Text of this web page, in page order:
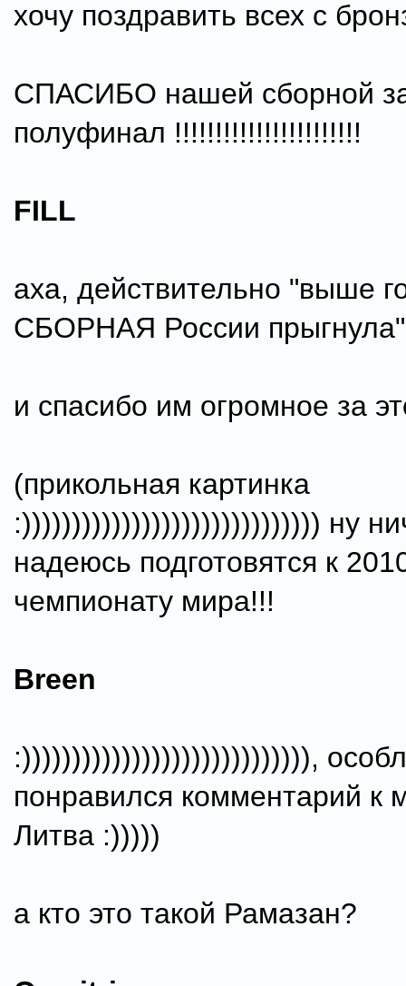
хочу поздравить всех с
СПАСИБО нашей сборной
полуфинал !!!!!!!!!!!!!!!!!!!!!!!
FILL
аха, действительно "выше
СБОРНАЯ России прыгнула"
и спасибо им огромное за
(прикольная картинка
:)))))))))))))))))))))))))))))) ну
надеюсь подготовятся к
чемпионату мира!!!
Breen
:))))))))))))))))))))))))))))),
понравился комментарий к
Литва :)))))
а кто это такой Рамазан?